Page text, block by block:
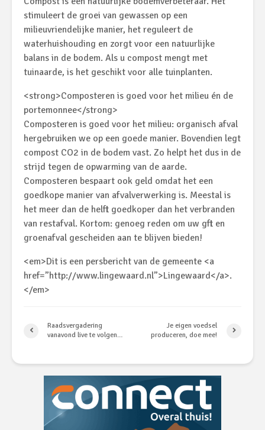
stimuleert de groei van gewassen op een
milieuvriendelijke manier, het reguleert de
waterhuishouding en zorgt voor een natuurlijke
balans in de bodem. Als u compost mengt met
tuinaarde, is het geschikt voor alle tuinplanten.
<strong>Composteren is goed voor het milieu én de
portemonnee</strong>
Composteren is goed voor het milieu: organisch afval
hergebruiken we op een goede manier. Bovendien legt
compost CO2 in de bodem vast. Zo helpt het dus in de
strijd tegen de opwarming van de aarde.
Composteren bespaart ook geld omdat het een
goedkope manier van afvalverwerking is. Meestal is
het meer dan de helft goedkoper dan het verbranden
van restafval. Kortom: genoeg reden om uw gft en
groenafval gescheiden aan te blijven bieden!
<em>Dit is een persbericht van de gemeente <a
href=”http://www.lingewaard.nl”>Lingewaard</a>.
</em>
Raadsvergadering
vanavond live te volgen…
Je eigen voedsel
produceren, doe mee!